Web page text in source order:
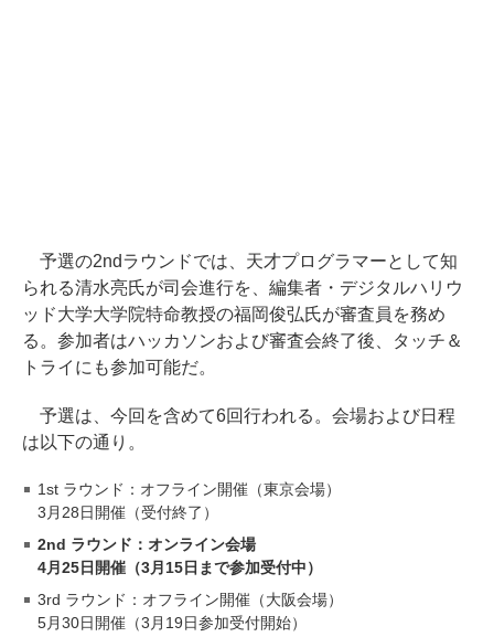
予選の2ndラウンドでは、天才プログラマーとして知
られる清水亮氏が司会進行を、編集者・デジタルハリウ
ッド大学大学院特命教授の福岡俊弘氏が審査員を務め
る。参加者はハッカソンおよび審査会終了後、タッチ＆
トライにも参加可能だ。
予選は、今回を含めて6回行われる。会場および日程
は以下の通り。
1st ラウンド：オフライン開催（東京会場）
3月28日開催（受付終了）
2nd ラウンド：オンライン会場
4月25日開催（3月15日まで参加受付中）
3rd ラウンド：オフライン開催（大阪会場）
5月30日開催（3月19日参加受付開始）